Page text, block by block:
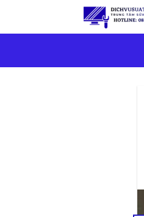
content